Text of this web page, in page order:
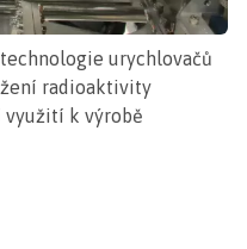
urychlovačů
radioaktivity
využití k výrobě